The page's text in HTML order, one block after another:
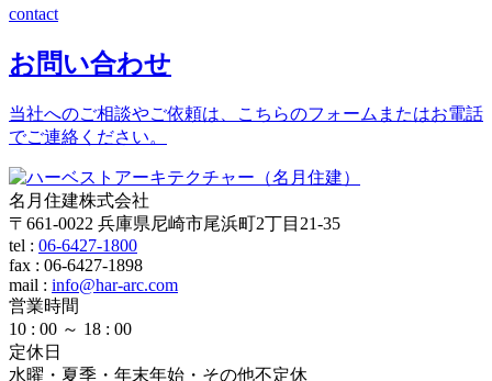
contact
お問い合わせ
当社へのご相談やご依頼は、こちらのフォームまたはお電話
でご連絡ください。
名月住建株式会社
〒661-0022 兵庫県尼崎市尾浜町2丁目21-35
tel : 06-6427-1800
fax : 06-6427-1898
mail : info@har-arc.com
営業時間
10 : 00 ～ 18 : 00
定休日
水曜・夏季・年末年始・その他不定休